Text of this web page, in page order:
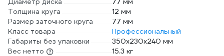
Толщина круга
12 мм
Размер заточного круга
77 мм
Класс товара
Профессиональный
Габариты без упаковки
350х230х240 мм
Вес нетто
15.3 кг